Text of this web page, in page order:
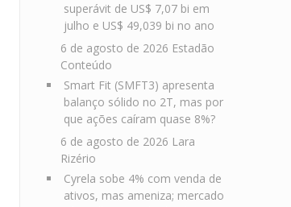
superávit de US$ 7,07 bi em
julho e US$ 49,039 bi no ano
6 de agosto de 2026 Estadão
Conteúdo
Smart Fit (SMFT3) apresenta
balanço sólido no 2T, mas por
que ações caíram quase 8%?
6 de agosto de 2026 Lara
Rizério
Cyrela sobe 4% com venda de
ativos, mas ameniza; mercado